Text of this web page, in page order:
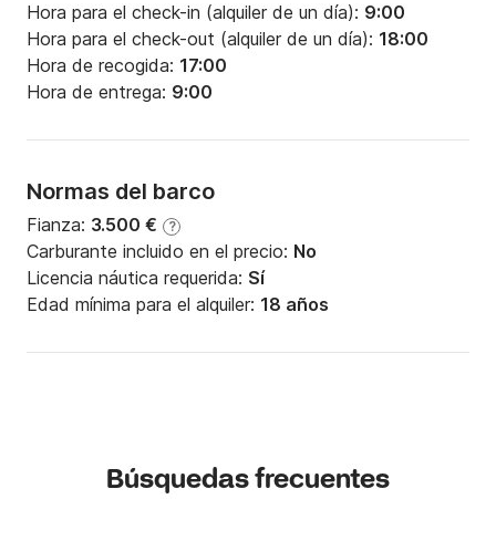
Hora para el check-in (alquiler de un día): 9:00
Hora para el check-out (alquiler de un día): 18:00
Hora de recogida: 17:00
Hora de entrega: 9:00
Normas del barco
Fianza: 3.500 € ?
Carburante incluido en el precio: No
Licencia náutica requerida: Sí
Edad mínima para el alquiler: 18 años
Búsquedas frecuentes